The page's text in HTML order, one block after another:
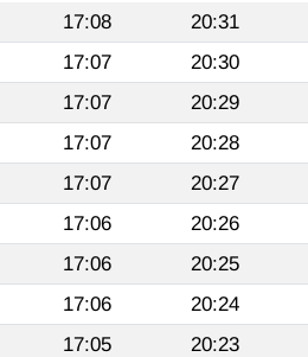
17:08 20:31
17:07 20:30
17:07 20:29
17:07 20:28
17:07 20:27
17:06 20:26
17:06 20:25
17:06 20:24
17:05 20:23